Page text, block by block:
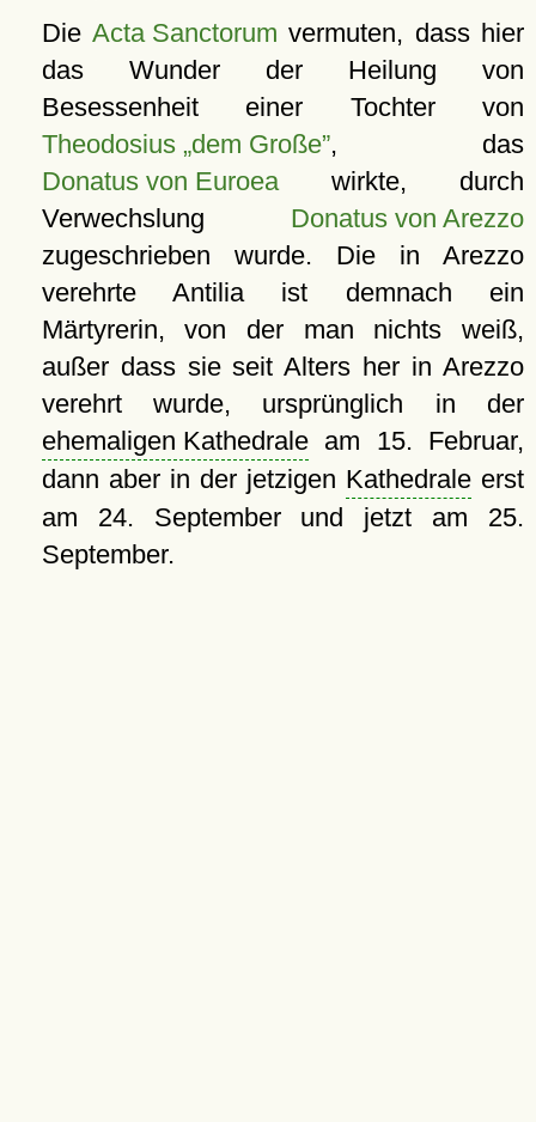
DieActa Sanctorum vermuten, dass hier
das Wunder der Heilung von
Besessenheit einer Tochter von
Theodosius „dem Große”, das
Donatus von Euroeawirkte, durch
Verwechslung Donatus von Arezzo
zugeschrieben wurde. Die in Arezzo
verehrte Antilia ist demnach ein
Märtyrerin, von der man nichts weiß,
außer dass sie seit Alters her in Arezzo
verehrt wurde, ursprünglich in der
ehemaligen Kathedraleam 15. Februar,
dann aber in der jetzigen Kathedraleerst
am 24. September und jetzt am 25.
September.